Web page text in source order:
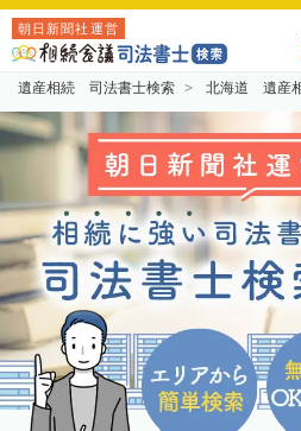
朝日新聞社運営
遺産相続 司法書士検索 北海道 遺産